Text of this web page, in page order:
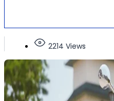
2214 Views